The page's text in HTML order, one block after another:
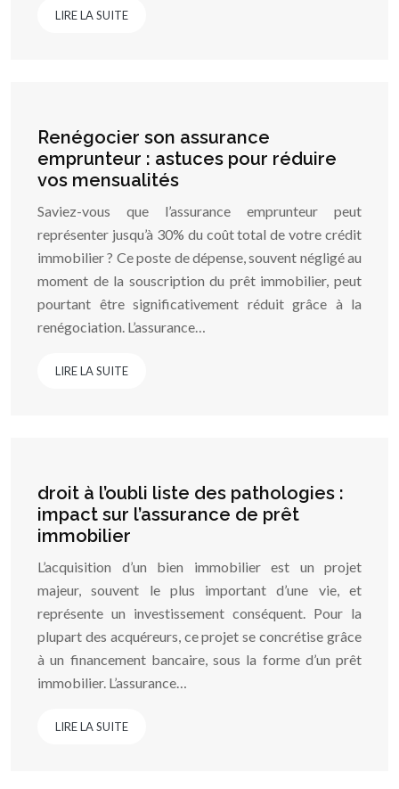
LIRE LA SUITE
Renégocier son assurance
emprunteur : astuces pour réduire
vos mensualités
Saviez-vous que l’assurance emprunteur peut
représenter jusqu’à 30% du coût total de votre crédit
immobilier ? Ce poste de dépense, souvent négligé au
moment de la souscription du prêt immobilier, peut
pourtant être significativement réduit grâce à la
renégociation. L’assurance…
LIRE LA SUITE
droit à l’oubli liste des pathologies :
impact sur l’assurance de prêt
immobilier
L’acquisition d’un bien immobilier est un projet
majeur, souvent le plus important d’une vie, et
représente un investissement conséquent. Pour la
plupart des acquéreurs, ce projet se concrétise grâce
à un financement bancaire, sous la forme d’un prêt
immobilier. L’assurance…
LIRE LA SUITE